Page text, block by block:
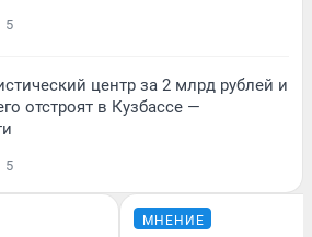
5
центр за 2 млрд рублей и
отстроят в Кузбассе —
5
МНЕНИЕ